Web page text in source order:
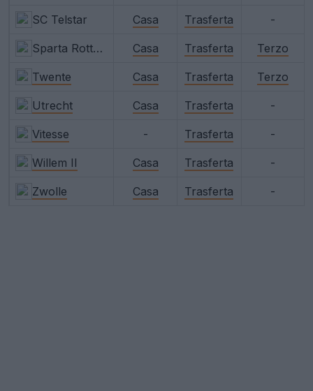
SC Telstar Casa Trasferta -
Sparta Rotterdam Casa Trasferta Terzo
Twente Casa Trasferta Terzo
Utrecht Casa Trasferta -
Vitesse - Trasferta -
Willem II Casa Trasferta -
Zwolle Casa Trasferta -